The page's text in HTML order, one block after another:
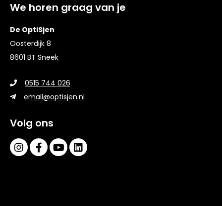
We horen graag van je
De OptiSjen
Oosterdijk 8
8601 BT Sneek
0515 744 026
email@optisjen.nl
Volg ons